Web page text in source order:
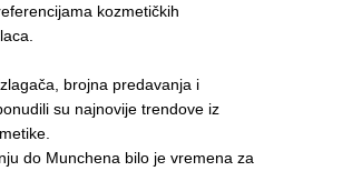
kozmetičkih
brojna predavanja i
su najnovije trendove iz
do Munchena bilo je vremena za